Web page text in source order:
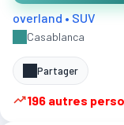
overland • SUV
Casablanca
Partager
196 autres